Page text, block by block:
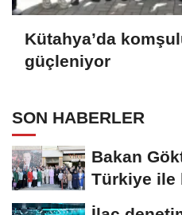
Kütahya’da
güçleniyor
SON HABERLER
Bakan
Türkiye ile
güçlendiği...